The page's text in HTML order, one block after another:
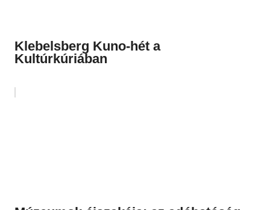
Klebelsberg Kuno-hét a
Kultúrkúriában